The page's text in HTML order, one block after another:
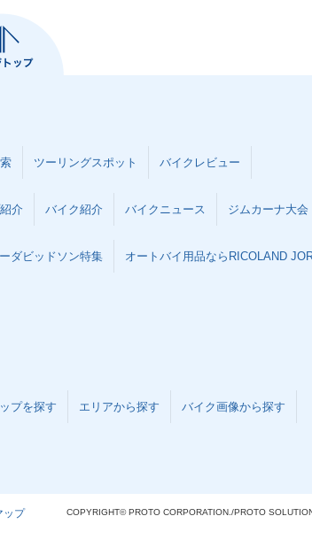
ツーリングスポット バイクレビュー
介 バイク紹介 バイクニュース ジムカーナ大会
ダビッドソン特集 オートバイ用品ならRICOLAND
プを探す エリアから探す バイク画像から探す
ップ COPYRIGHT© PROTO CORPORATION./PROTO